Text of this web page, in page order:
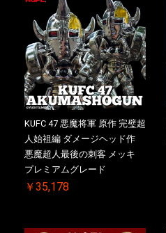
KUFC 47 悪魔将軍 原作 完璧超
人始祖編 ダメージヘッド作
悪魔超人最後の刺客 メッキ
プレミアムグレード
￥35,178